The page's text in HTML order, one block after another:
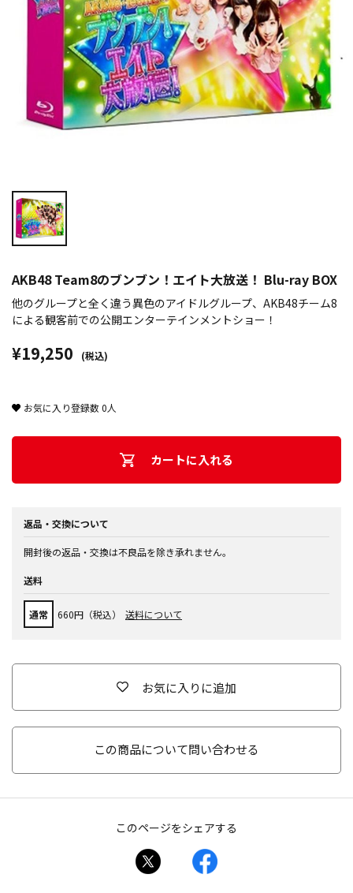
AKB48 Team8のブンブン！エイト大放送！ Blu-ray BOX
他のグループと全く違う異色のアイドルグループ、AKB48チーム8
による観客前での公開エンターテインメントショー！
¥19,250 (税込)
お気に入り登録数0人
カートに入れる
返品・交換について
開封後の返品・交換は不良品を除き承れません。
送料
通常 660円（税込） 送料について
お気に入りに追加
この商品について問い合わせる
このページをシェアする